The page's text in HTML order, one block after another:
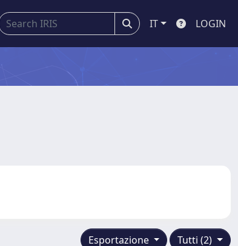
IT LOGIN
Tutti (2)
Esportazione